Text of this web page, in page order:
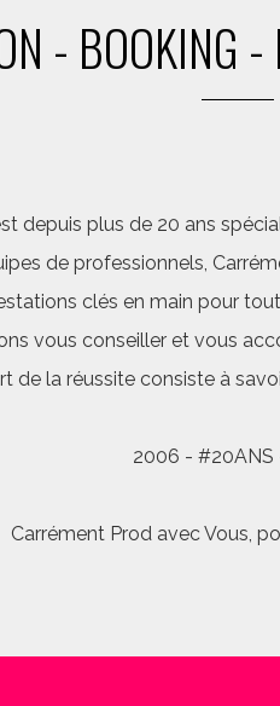
- BOOKING
depuis plus de 20 ans
de professionnels,
clés en main pour
vous conseiller et vous
de la réussite consiste à
2006 - #20ANS
Carrément Prod avec Vous,